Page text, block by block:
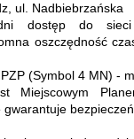
ul. Nadbiebrzańska
dostęp do
oszczędność
(Symbol 4 MN) -
Miejscowym